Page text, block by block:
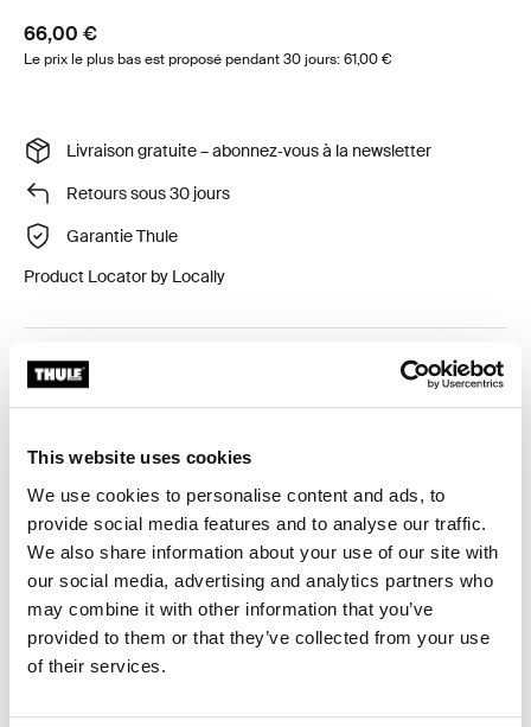
This website uses cookies
We use cookies to personalise content and ads, to
provide social media features and to analyse our traffic.
We also share information about your use of our site with
our social media, advertising and analytics partners who
may combine it with other information that you’ve
provided to them or that they’ve collected from your use
of their services.
66,00 €
Le prix le plus bas est proposé pendant 30 jours: 61,00 €
Livraison gratuite – abonnez‑vous à la newsletter
Retours sous 30 jours
Garantie Thule
Product Locator by Locally
Kit d'adaptation requis pour une adaptation parfaite de
Toggle techspec
Caractéristiques techniques
Toggle guides and instructions
Instructions